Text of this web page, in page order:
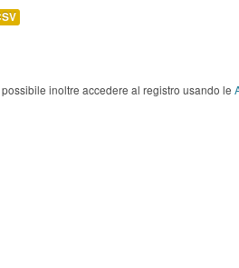
possibile inoltre accedere al registro usando le